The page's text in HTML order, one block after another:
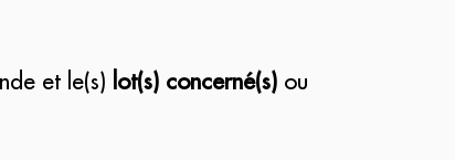
et le(s) lot(s) concerné(s)ou